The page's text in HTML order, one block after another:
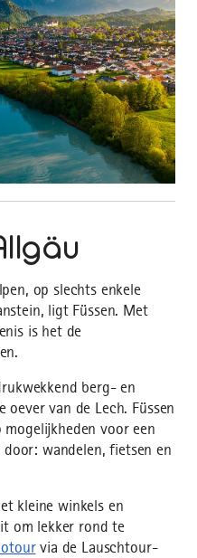
op slechts enkele
ligt Füssen. Met
is het de
berg- en
oever van de Lech. Füssen
voor een
wandelen, fietsen en
kleine winkels en
om lekker rond te
via de Lauschtour-